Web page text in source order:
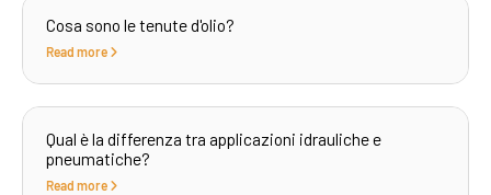
Cosa sono le tenute d'olio?
Read more
Qual è la differenza tra applicazioni idrauliche e
pneumatiche?
Read more